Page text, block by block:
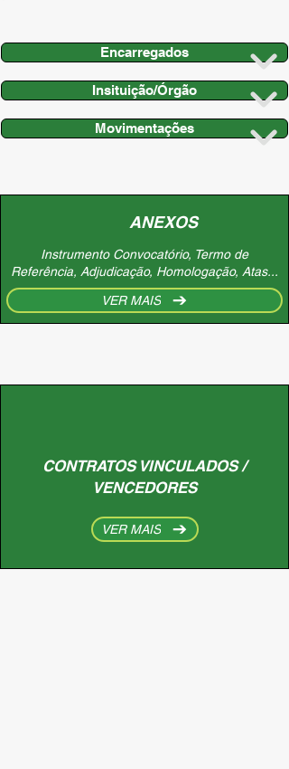
Encarregados
Insituição/Órgão
Movimentações
ANEXOS
Instrumento Convocatório, Termo de
Referência, Adjudicação, Homologação, Atas...
VER MAIS
CONTRATOS VINCULADOS /
VENCEDORES
VER MAIS